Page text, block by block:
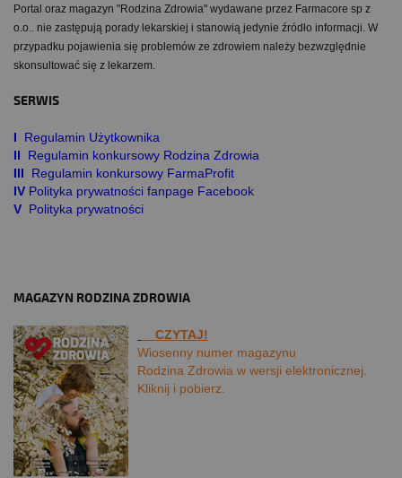
Portal oraz magazyn "Rodzina Zdrowia" wydawane przez Farmacore sp z
o.o.. nie zastępują porady lekarskiej i stanowią jedynie źródło informacji. W
przypadku pojawienia się problemów ze zdrowiem należy bezwzględnie
skonsultować się z lekarzem.
SERWIS
I Regulamin Użytkownika
II
Regulamin konkursowy Rodzina Zdrowia
III
Regulamin konkursowy FarmaProfit
IV Polityka prywatności fanpage Facebook
V Polityka prywatności
MAGAZYN RODZINA ZDROWIA
CZYTAJ!
Wiosenny numer magazynu
Rodzina Zdrowia w wersji elektronicznej.
Kliknij i pobierz.